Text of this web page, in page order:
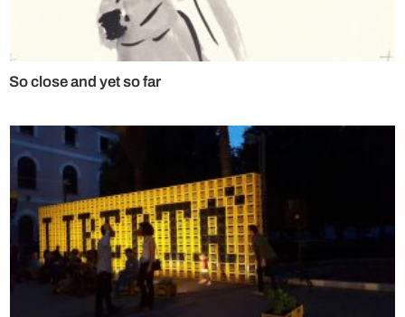
So close and yet so far